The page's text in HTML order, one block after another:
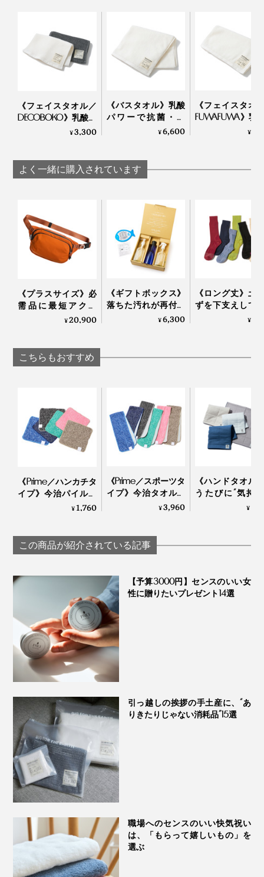
《フェイスタオル／
DECOBOKO》乳酸パ
ワーで抗菌・防臭、
BIO FOR THE EARTH
¥3,300
《バスタオル》乳酸
パワーで抗菌・防
臭、スタイリスト監
EARTH
¥6,600
《フェイスタオ
FUWAFUWA》乳
ワーで抗菌・防
¥
よく一緒に購入されています
《プラスサイズ》必
需品に最短アクセ
ス、誰でも整理上手
¥20,900
《ギフトボックス》
落ちた汚れが再付着
しない、綿もカシミ
¥6,300
《ロング丈》土
ずを下支えして
底筋をサポート
¥
こちらもおすすめ
《Prime／ハンカチタ
イプ》今治パイルと
冷感生地のハイブリ
¥1,760
《Prime／スポーツタ
イプ》今治タオルと
冷感生地のハイブリ
¥3,960
《ハンドタオル
うたびに“気持
さ”が進化！触れ
¥
この商品が紹介されている記事
【予算3000円】センスのいい女
性に贈りたいプレゼント14選
引っ越しの挨拶の手土産に、“あ
りきたりじゃない消耗品”15選
職場へのセンスのいい快気祝い
は、「もらって嬉しいもの」を
選ぶ